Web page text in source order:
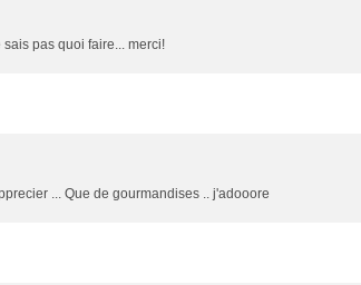
pas quoi faire... merci!
... Que de gourmandises .. j'adooore